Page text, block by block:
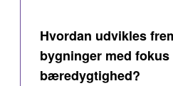
Hvordan udvikles
bygninger med fokus
bæredygtighed?